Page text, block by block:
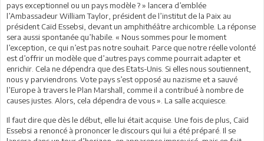
pays exceptionnel ou un pays modèle ? » lancera d’emblée
l’Ambassadeur William Taylor, président de l’institut de la Paix au
président Caïd Essebsi, devant un amphithéâtre archicomble. La réponse
sera aussi spontanée qu’habile. « Nous sommes pour le moment
l’exception, ce qui n’est pas notre souhait. Parce que notre réelle volonté
est d’offrir un modèle que d’autres pays comme pourrait adapter et
enrichir. Cela ne dépendra que des Etats-Unis. Si elles nous soutiennent,
nous y parviendrons. Vote pays s’est opposé au nazisme et a sauvé
l’Europe à travers le Plan Marshall, comme il a contribué à nombre de
causes justes. Alors, cela dépendra de vous ». La salle acquiesce.
Il faut dire que dès le début, elle lui était acquise. Une fois de plus, Caïd
Essebsi a renoncé à prononcer le discours qui lui a été préparé. Il se